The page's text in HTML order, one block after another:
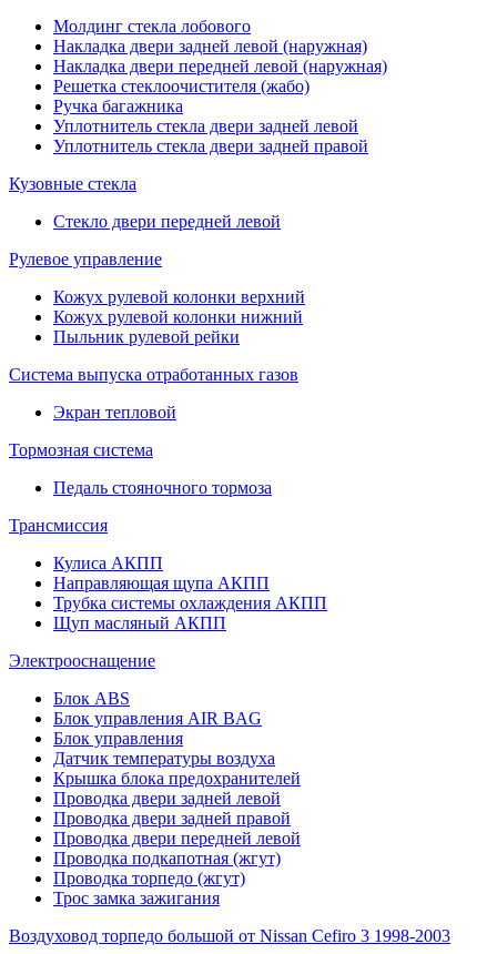
Молдинг стекла лобового
Накладка двери задней левой (наружная)
Накладка двери передней левой (наружная)
Решетка стеклоочистителя (жабо)
Ручка багажника
Уплотнитель стекла двери задней левой
Уплотнитель стекла двери задней правой
Кузовные стекла
Стекло двери передней левой
Рулевое управление
Кожух рулевой колонки верхний
Кожух рулевой колонки нижний
Пыльник рулевой рейки
Система выпуска отработанных газов
Экран тепловой
Тормозная система
Педаль стояночного тормоза
Трансмиссия
Кулиса АКПП
Направляющая щупа АКПП
Трубка системы охлаждения АКПП
Щуп масляный АКПП
Электрооснащение
Блок ABS
Блок управления AIR BAG
Блок управления
Датчик температуры воздуха
Крышка блока предохранителей
Проводка двери задней левой
Проводка двери задней правой
Проводка двери передней левой
Проводка подкапотная (жгут)
Проводка торпедо (жгут)
Трос замка зажигания
Воздуховод торпедо большой от Nissan Cefiro 3 1998-2003